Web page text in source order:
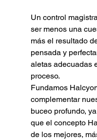
Un control
ser menos una
más el resultado
pensada y
aletas adecuadas
proceso.
Fundamos
complementar
buceo profundo,
que el concepto
de los mejores,